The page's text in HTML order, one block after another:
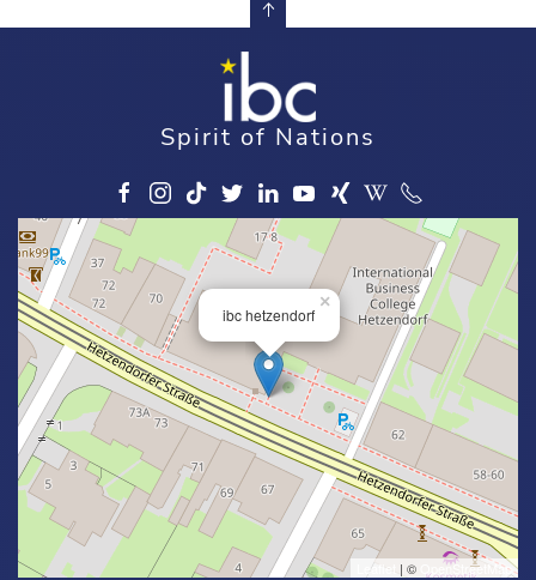
Spirit of Nations
ibc hetzendorf
×
Leaflet | © OpenStreetMap